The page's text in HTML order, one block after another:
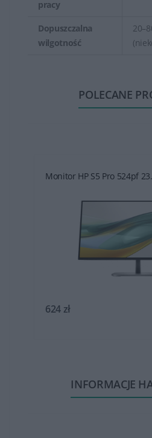
pracy
Dopuszczalna
wilgotność
POLECANE
Monitor HP S5 Pro 524pf
624 zł
INFORMACJE